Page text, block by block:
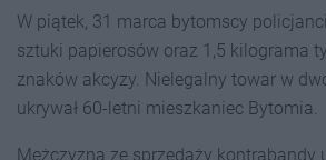
W piątek, 31 marca bytomscy
sztuki papierosów oraz 1,5 kilograma
znaków akcyzy. Nielegalny towar w
ukrywał 60-letni mieszkaniec Bytomia.
Mężczyzna ze sprzedaży kontrabandy